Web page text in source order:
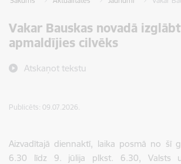
Vakar Bauskas novadā
apmaldījies cilvēks
Atskaņot tekstu
Publicēts: 09.07.2026.
Aizvadītajā diennaktī, laika posmā no šī
6.30 līdz 9. jūlija plkst. 6.30, Valsts